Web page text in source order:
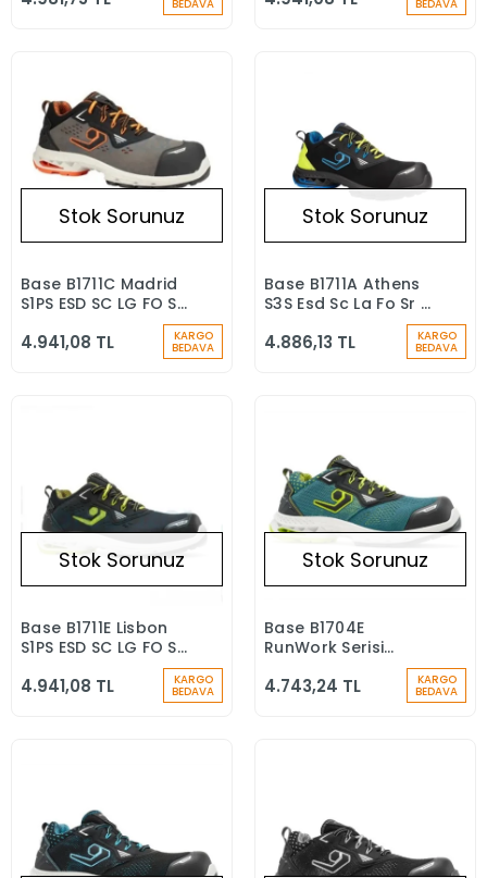
BEDAVA BEDAVA
Stokta Yok
Stok Sorunuz
Base B1711C Madrid
S1PS ESD SC LG FO SR
4.941,08 TL KARGO
BEDAVA
Stokta Yok
Stok Sorunuz
Base B1711A Athens
S3S Esd Sc Lg Fo Sr Iş
4.886,13 TL KARGO
BEDAVA
Stokta Yok
Stok Sorunuz
Base B1711E Lisbon
S1PS ESD SC LG FO SR
4.941,08 TL KARGO
BEDAVA
Stokta Yok
Stok Sorunuz
Base B1704E
RunWork Serisi
Roma S1PS ESD SC LG
FO SR Kompozit
Burun İş Ayakkabısı
4.743,24 TL KARGO
BEDAVA